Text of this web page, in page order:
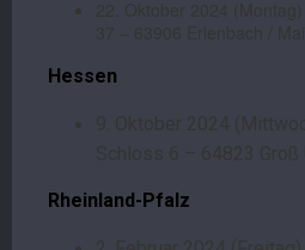
Hessen
Rheinland-Pfalz